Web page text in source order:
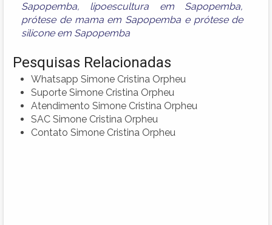
Sapopemba, lipoescultura em Sapopemba,
prótese de mama em Sapopemba e prótese de
silicone em Sapopemba
Pesquisas Relacionadas
Whatsapp Simone Cristina Orpheu
Suporte Simone Cristina Orpheu
Atendimento Simone Cristina Orpheu
SAC Simone Cristina Orpheu
Contato Simone Cristina Orpheu